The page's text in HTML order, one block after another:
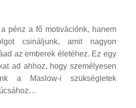
pénz a fő motivációnk, hanem
csináljunk, amit nagyon
az emberek életéhez. Ez egy
ad ahhoz, hogy személyesen
a Maslow-i szükségletek